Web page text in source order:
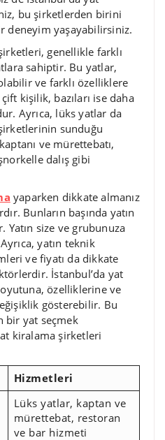
bu şirketlerden birini
deneyim yaşayabilirsiniz.
genellikle farklı
sahiptir. Bu yatlar,
ve farklı özelliklere
kişilik, bazıları ise daha
Ayrıca, lüks yatlar da
sunduğu
ve mürettebatı,
dalış gibi
yaparken dikkate almanız
Bunların başında yatın
Yatın size ve grubunuza
yatın teknik
ve fiyatı da dikkate
İstanbul’da yat
özelliklerine ve
gösterebilir. Bu
bir yat seçmek
kiralama şirketleri
Hizmetleri
Lüks yatlar, kaptan ve
mürettebat, restoran
ve bar hizmeti